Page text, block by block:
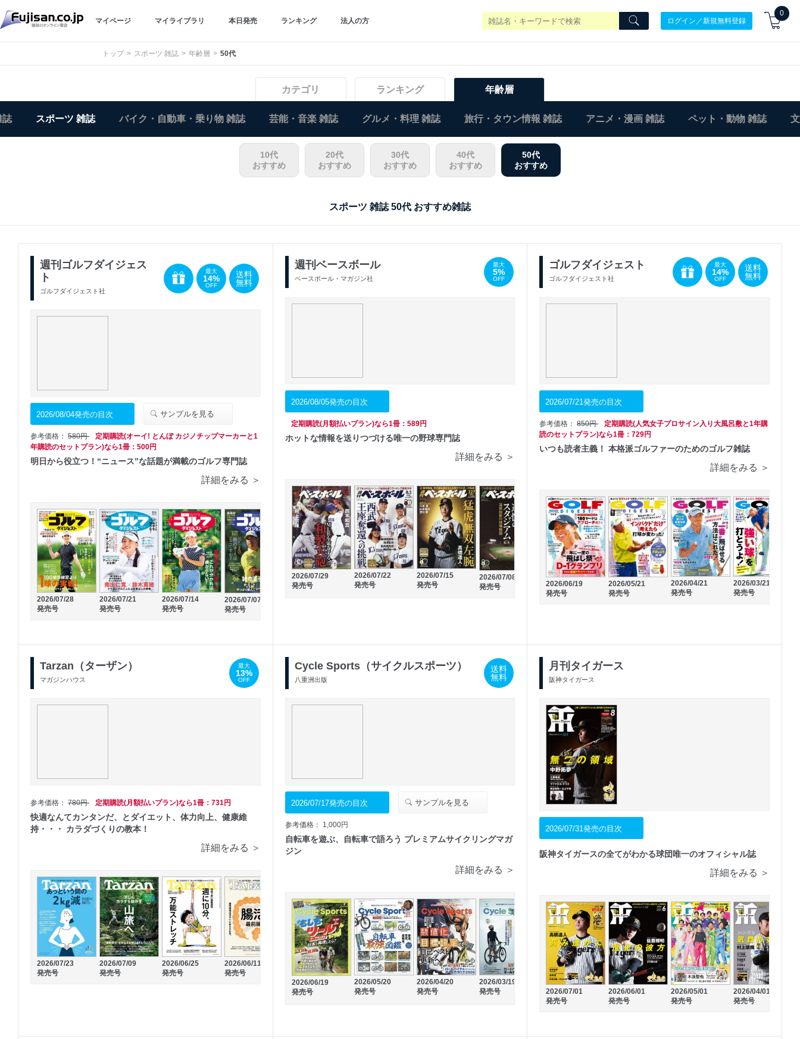
マイページ マイライブラリ 本日発売 ランキング 法人の方 ログイン／新規無料登録
0
トップ スポーツ 雑誌 年齢層 50代
カテゴリ ランキング 年齢層
誌 スポーツ 雑誌 バイク・自動車・乗り物 雑誌 芸能・音楽 雑誌 グルメ・料理 雑誌 旅行・タウン情報 雑誌 アニメ・漫画 雑誌 ペット・動物 雑誌
10代
おすすめ
20代
おすすめ
30代
おすすめ
40代
おすすめ
50代
おすすめ
スポーツ 雑誌 50代 おすすめ雑誌
週刊ゴルフダイジェス
ト
ゴルフダイジェスト社
最大
14%
OFF
送料
無料
2026/08/04発売の目次 サンプルを見る
参考価格： 580円
定期購読(オーイ! とんぼ カジノチップマーカーと1
年購読のセットプラン)なら1冊：500円
明日から役立つ！“ニュース”な話題が満載のゴルフ専門誌
詳細をみる ＞
2026/07/28
発売号
2026/07/21
発売号
2026/07/14
発売号
2026/07/07
発売号
週刊ベースボール
ベースボール・マガジン社
最大
5%
OFF
2026/08/05発売の目次
定期購読(月額払いプラン)なら1冊：589円
ホットな情報を送りつづける唯一の野球専門誌
詳細をみる ＞
2026/07/29
発売号
2026/07/22
発売号
2026/07/15
発売号
2026/07/08
発売号
2026/07/01
発売号
2026/06/24
発売号
ゴルフダイジェスト
ゴルフダイジェスト社
最大
14%
OFF
送料
無料
2026/07/21発売の目次
参考価格：850円
定期購読(人気女子プロサイン入り大風呂敷と1年購
読のセットプラン)なら1冊：729円
いつも読者主義！ 本格派ゴルファーのためのゴルフ雑誌
詳細をみる ＞
2026/06/19
発売号
2026/05/21
発売号
2026/04/21
発売号
2026/03/21
発売号
Tarzan（ターザン）
マガジンハウス
最大
13%
OFF
参考価格： 780円 定期購読(月額払いプラン)なら1冊：731円
快適なんてカンタンだ、とダイエット、体力向上、健康維
持・・・ カラダづくりの教本！
詳細をみる ＞
2026/07/23
発売号
2026/07/09
発売号
2026/06/25
発売号
2026/06/11
発売号
2026/05/28
発売号
2026/05/14
発売号
Cycle Sports（サイクルスポーツ）
八重洲出版
送料
無料
2026/07/17発売の目次 サンプルを見る
参考価格： 1,000円
自転車を遊ぶ、自転車で語ろう プレミアムサイクリングマガ
ジン
詳細をみる ＞
2026/06/19
発売号
2026/05/20
発売号
2026/04/20
発売号
2026/03/19
発売号
2026/02/20
発売号
2026/01/20
発売号
月刊タイガース
阪神タイガース
2026/07/31発売の目次
阪神タイガースの全てがわかる球団唯一のオフィシャル誌
詳細をみる ＞
2026/07/01
発売号
2026/06/01
発売号
2026/05/01
発売号
2026/04/01
発売号